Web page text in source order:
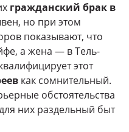
гражданский брак в
но при этом
показывают, что
а жена — в Тель-
этот
как сомнительный.
обстоятельства
них раздельный быт